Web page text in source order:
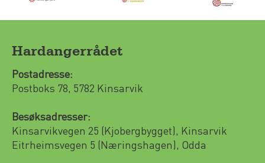
Hardangerrådet
Postadresse:
Postboks 78, 5782 Kinsarvik
Besøksadresser:
Kinsarvikvegen 25 (Kjobergbygget), Kinsarvik
Eitrheimsvegen 5 (Næringshagen), Odda